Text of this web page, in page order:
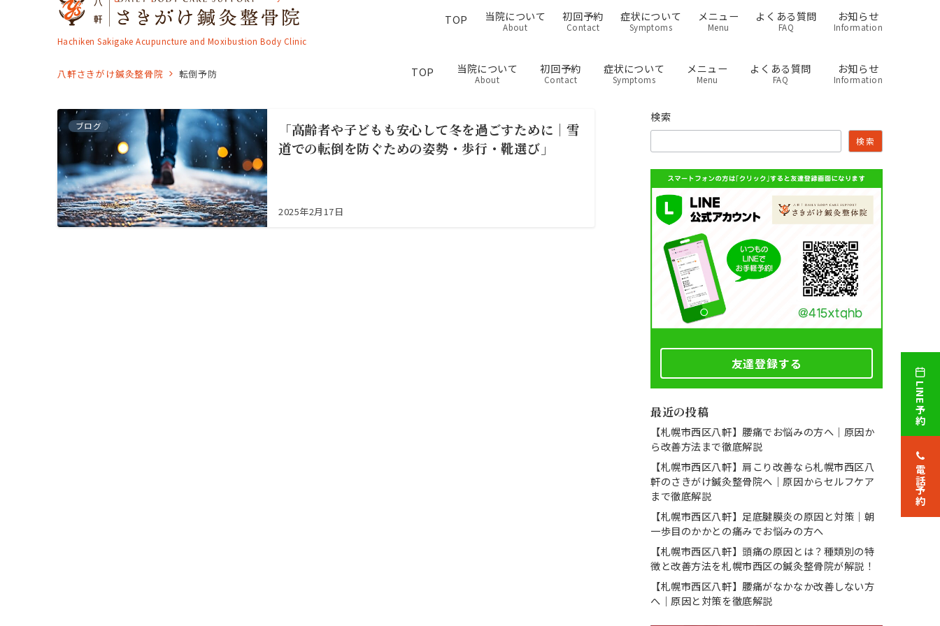
Hachiken Sakigake Acupuncture and Moxibustion Body Clinic
TOP 当院について
About
初回予約
Contact
症状について
Symptoms
メニュー
Menu
よくある質問
FAQ
お知らせ
Information
TOP 当院について
About
初回予約
Contact
症状について
Symptoms
メニュー
Menu
よくある質問
FAQ
お知らせ
Information
八軒さきがけ鍼灸整骨院 転倒予防
ブログ
「高齢者や子どもも安心して冬を過ごすために｜雪
道での転倒を防ぐための姿勢・歩行・靴選び」
2025年2月17日
検索
検索
友達登録する
最近の投稿
【札幌市西区八軒】腰痛でお悩みの方へ｜原因か
ら改善方法まで徹底解説
【札幌市西区八軒】肩こり改善なら札幌市西区八
軒のさきがけ鍼灸整骨院へ｜原因からセルフケア
まで徹底解説
【札幌市西区八軒】足底腱膜炎の原因と対策｜朝
一歩目のかかとの痛みでお悩みの方へ
【札幌市西区八軒】頭痛の原因とは？種類別の特
徴と改善方法を札幌市西区の鍼灸整骨院が解説！
【札幌市西区八軒】腰痛がなかなか改善しない方
へ｜原因と対策を徹底解説
LINE予約
電話予約